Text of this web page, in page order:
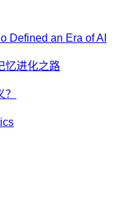
Defined an Era of AI
忆进化之路